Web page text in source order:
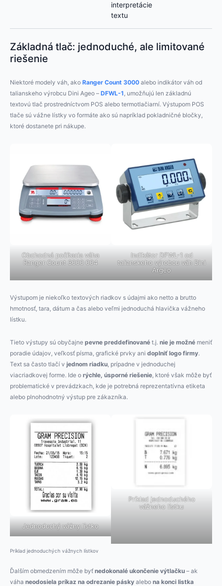
interpretácie
textu
Základná tlač: jednoduché, ale limitované
riešenie
Niektoré modely váh, ako Ranger Count 3000 alebo indikátor váh od
talianskeho výrobcu Dini Ageo – DFWL-1, umožňujú len základnú
textovú tlač prostredníctvom POS alebo termotlačiarní. Výstupom POS
tlače sú vážne lístky vo formáte ako sú napríklad pokladničné bločky,
ktoré dostanete pri nákupe.
Obchodná počítacia váha
Ranger Count 3000 004
Indikátor DFWL-1 od
talianskeho výrobcu váh Dini
Argeo
Výstupom je niekoľko textových riadkov s údajmi ako netto a brutto
hmotnosť, tara, dátum a čas alebo veľmi jednoduchá hlavička vážneho
lístku.
Tieto výstupy sú obyčajne pevne preddefinované t.j. nie je možné meniť
poradie údajov, veľkosť písma, grafické prvky ani doplniť logo firmy.
Text sa často tlačí v jednom riadku , prípadne v jednoduchej
viacriadkovej forme. Ide o rýchle, úsporné riešenie , ktoré však môže byť
problematické v prevádzkach, kde je potrebná reprezentatívna etiketa
alebo plnohodnotný výstup pre zákazníka.
Jednoduchý vážny lístko
Príklad jednoduchého
vážneho lístku
Príklad jednoduchých vážnych lístkov
Ďalším obmedzením môže byť nedokonalé ukončenie výtlačku – ak
váha neodosiela príkaz na odrezanie pásky alebo na konci listka